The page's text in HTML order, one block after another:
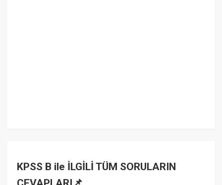
KPSS B ile İLGİLİ TÜM SORULARIN